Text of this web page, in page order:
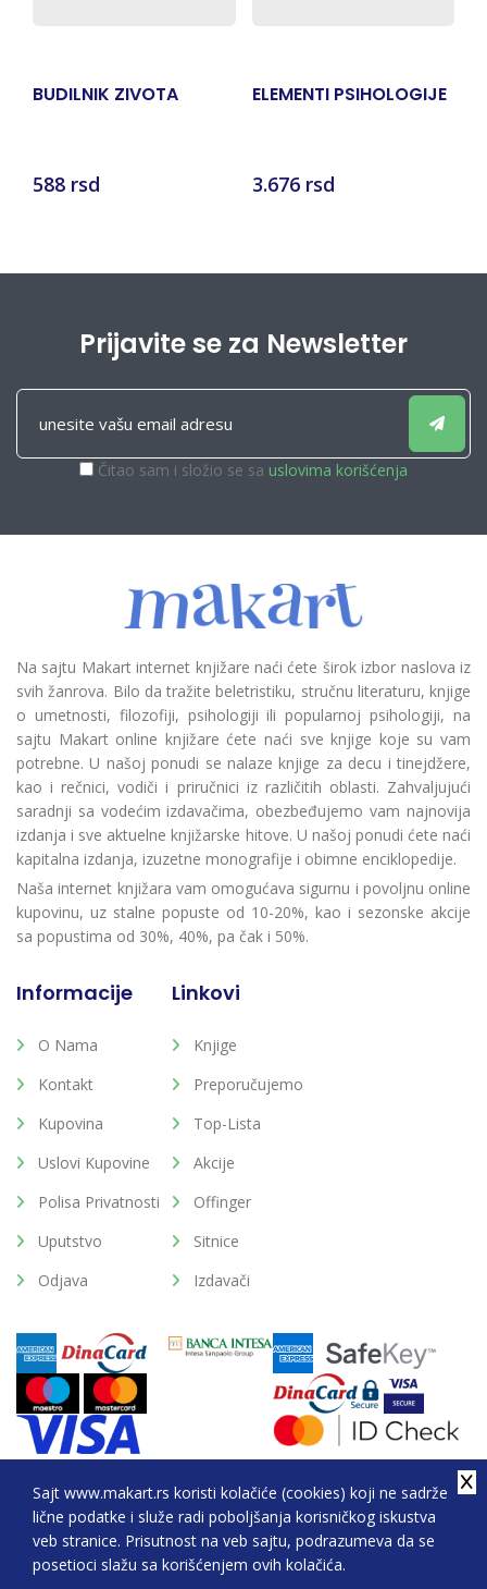
Sajt www.makart.rs koristi kolačiće (cookies) koji ne sadrže
lične podatke i služe radi poboljšanja korisničkog iskustva
veb stranice. Prisutnost na veb sajtu, podrazumeva da se
posetioci slažu sa korišćenjem ovih kolačića.
BUDILNIK ZIVOTA
588 rsd
ELEMENTI PSIHOLOGIJE
3.676 rsd
Prijavite se za Newsletter
Čitao sam i složio se sa uslovima korišćenja
Na sajtu Makart internet knjižare naći ćete širok izbor naslova iz
svih žanrova. Bilo da tražite beletristiku, stručnu literaturu, knjige
o umetnosti, filozofiji, psihologiji ili popularnoj psihologiji, na
sajtu Makart online knjižare ćete naći sve knjige koje su vam
potrebne. U našoj ponudi se nalaze knjige za decu i tinejdžere,
kao i rečnici, vodiči i priručnici iz različitih oblasti. Zahvaljujući
saradnji sa vodećim izdavačima, obezbeđujemo vam najnovija
izdanja i sve aktuelne knjižarske hitove. U našoj ponudi ćete naći
kapitalna izdanja, izuzetne monografije i obimne enciklopedije.
Naša internet knjižara vam omogućava sigurnu i povoljnu online
kupovinu, uz stalne popuste od 10-20%, kao i sezonske akcije
sa popustima od 30%, 40%, pa čak i 50%.
Informacije
O Nama
Kontakt
Kupovina
Uslovi Kupovine
Polisa Privatnosti
Uputstvo
Odjava
Linkovi
Knjige
Preporučujemo
Top-Lista
Akcije
Offinger
Sitnice
Izdavači
2026. All Rights Reserved © Makart.rs - MAKART DOO
BEOGRAD (NOVI BEOGRAD), PIB: 105184104, MB:
20337524